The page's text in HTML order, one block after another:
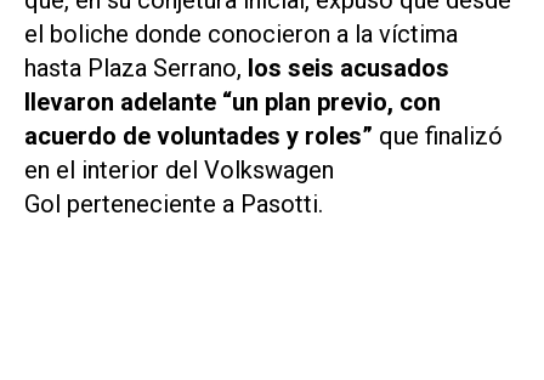
el boliche donde conocieron a la víctima
hasta Plaza Serrano, los seis acusados
llevaron adelante “un plan previo, con
acuerdo de voluntades y roles” que finalizó
en el interior del Volkswagen
Gol perteneciente a Pasotti.